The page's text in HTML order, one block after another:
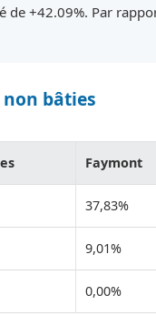
de +42.09%. Par
bâties
Faymont
37,83%
9,01%
0,00%